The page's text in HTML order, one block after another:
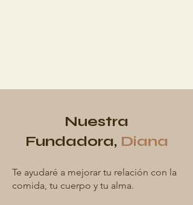
Nuestra
Fundadora, Diana
Te ayudaré a mejorar tu relación con la
comida, tu cuerpo y tu alma.